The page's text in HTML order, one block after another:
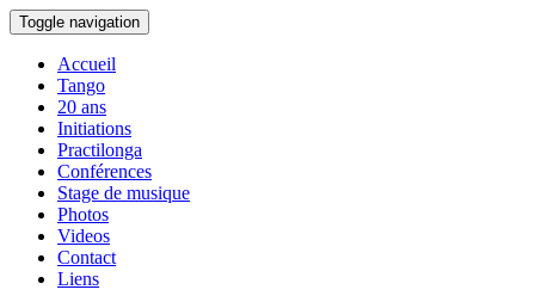
Toggle navigation
Accueil
Tango
20 ans
Initiations
Practilonga
Conférences
Stage de musique
Photos
Videos
Contact
Liens